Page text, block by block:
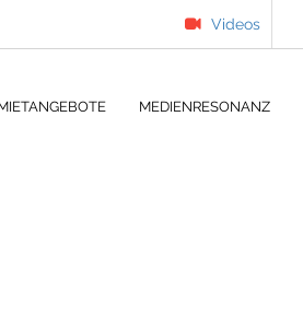
Videos
MEDIENRESONANZ